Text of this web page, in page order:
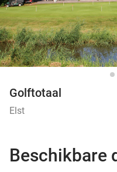
Golftotaal
Elst
Beschikbare